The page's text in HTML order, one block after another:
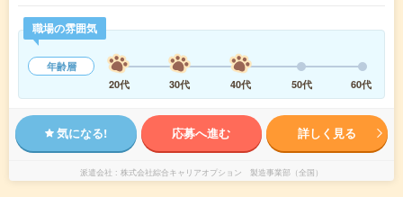
職場の雰囲気
年齢層
20代
30代 40代 50代 60代
気になる! 応募へ進む 詳しく見る
派遣会社 株式会社綜合キャリアオプション 製造事業部（全国）